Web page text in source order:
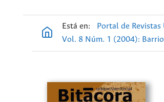
Está en: Portal de Revistas
Vol. 8 Núm. 1 (2004):